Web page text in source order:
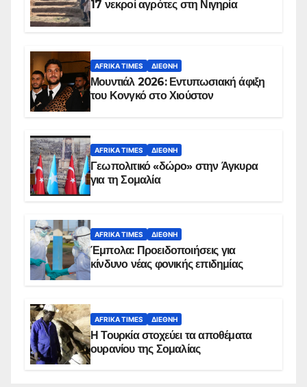
17 νεκροί αγρότες στη Νιγηρία
AFRIKA TIMES ΔΙΕΘΝΉ
Μουντιάλ 2026: Εντυπωσιακή άφιξη
του Κονγκό στο Χιούστον
AFRIKA TIMES ΔΙΕΘΝΉ
Γεωπολιτικό «δώρο» στην Άγκυρα
για τη Σομαλία
AFRIKA TIMES ΔΙΕΘΝΉ
Έμπολα: Προειδοποιήσεις για
κίνδυνο νέας φονικής επιδημίας
AFRIKA TIMES ΔΙΕΘΝΉ
Η Τουρκία στοχεύει τα αποθέματα
ουρανίου της Σομαλίας